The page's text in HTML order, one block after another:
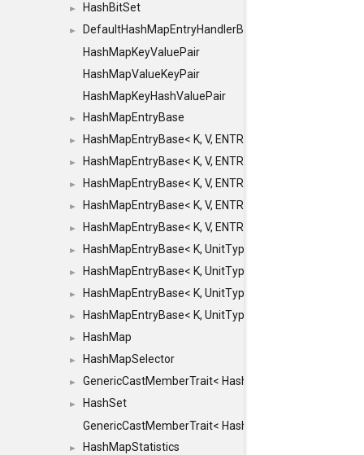
► HashBitSet
►
DefaultHashMapEntryHandlerBase
HashMapKeyValuePair
HashMapValueKeyPair
HashMapKeyHashValuePair
► HashMapEntryBase
► HashMapEntryBase< K, V, ENTRY_HANDLER,
► HashMapEntryBase< K, V, ENTRY_HANDLER,
► HashMapEntryBase< K, V, ENTRY_HANDLER,
► HashMapEntryBase< K, V, ENTRY_HANDLER,
► HashMapEntryBase< K, V, ENTRY_HANDLER,
► HashMapEntryBase< K, UnitType, ENTRY_HANDLER,
► HashMapEntryBase< K, UnitType, ENTRY_HANDLER,
► HashMapEntryBase< K, UnitType, ENTRY_HANDLER,
► HashMapEntryBase< K, UnitType, ENTRY_HANDLER,
► HashMap
► HashMapSelector
► GenericCastMemberTrait< HashMap< K_TO, V_TO >,
►
HashSet
GenericCastMemberTrait< HashSet< TO >, HashSet<
► HashMapStatistics